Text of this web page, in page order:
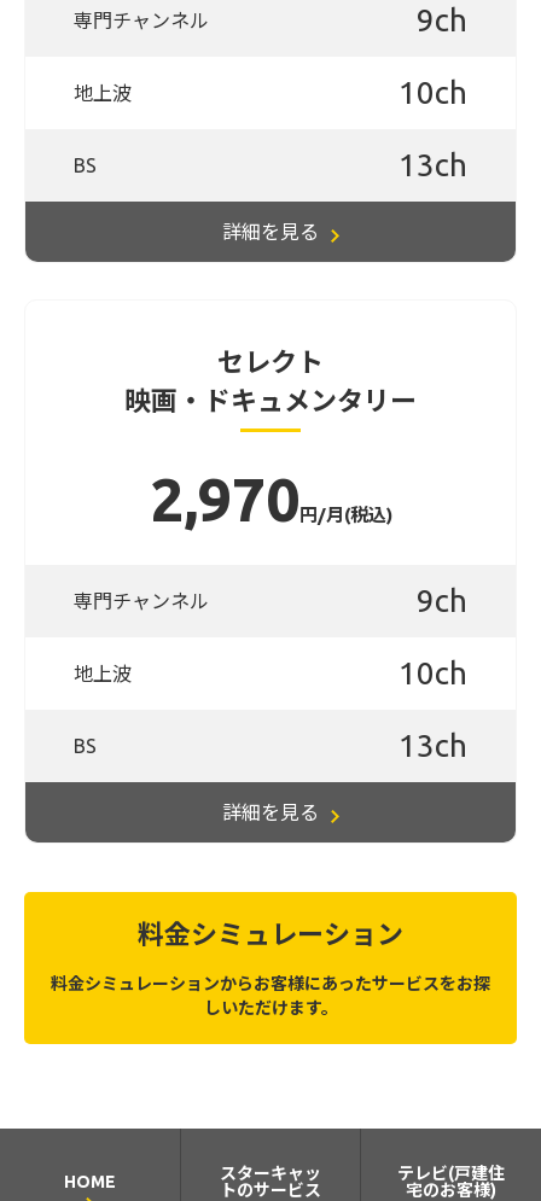
専門チャンネル 9ch
地上波 10ch
BS 13ch
詳細を見る
セレクト
映画・ドキュメンタリー
2,970 円/月(税込)
専門チャンネル 9ch
地上波 10ch
BS 13ch
詳細を見る
料金シミュレーション
料金シミュレーションからお客様にあったサービスをお探
しいただけます。
HOME
スターキャッ
トのサービス
テレビ(戸建住
宅のお客様)